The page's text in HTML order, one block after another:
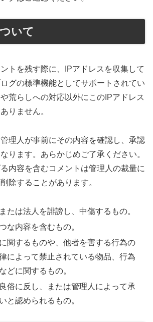
いて
トを残す際に、IPアドレスを収集して
グの標準機能としてサポートされてい
荒らしへの対応以外にこのIPアドレス
りません。
理人が事前にその内容を確認し、承認
ります。あらかじめご了承ください。
内容を含むコメントは管理人の裁量に
除することがあります。
たは法人を誹謗し、中傷するもの。
な内容を含むもの。
関するものや、他者を害する行為の
によって禁止されている物品、行為
どに関するもの。
俗に反し、または管理人によって承
と認められるもの。